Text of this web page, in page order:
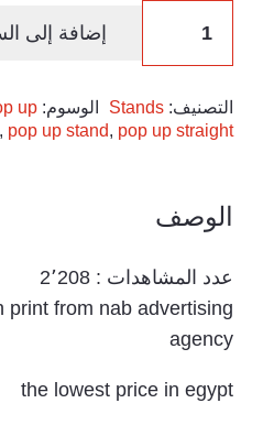
Pop
with
print
إضافة إلى
التصنيف: Stands الوسوم:up
, pop up stand, pop up straight
الوصف
عدد المشاهدات : 2٬208
print from nab advertising
agency
the lowest price in egypt